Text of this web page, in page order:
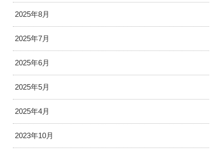
2025年8月
2025年7月
2025年6月
2025年5月
2025年4月
2023年10月